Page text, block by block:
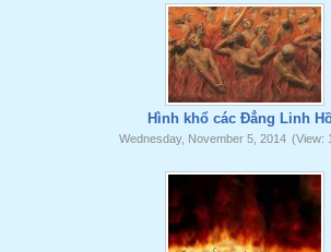
Hình khổ các Đẳng Linh
Wednesday, November 5, 2014 (View: